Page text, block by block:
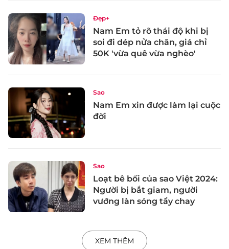
Đẹp+
Nam Em tỏ rõ thái độ khi bị
soi đi dép nửa chân, giá chỉ
50K 'vừa quê vừa nghèo'
Sao
Nam Em xin được làm lại cuộc
đời
Sao
Loạt bê bối của sao Việt 2024:
Người bị bắt giam, người
vướng làn sóng tẩy chay
XEM THÊM